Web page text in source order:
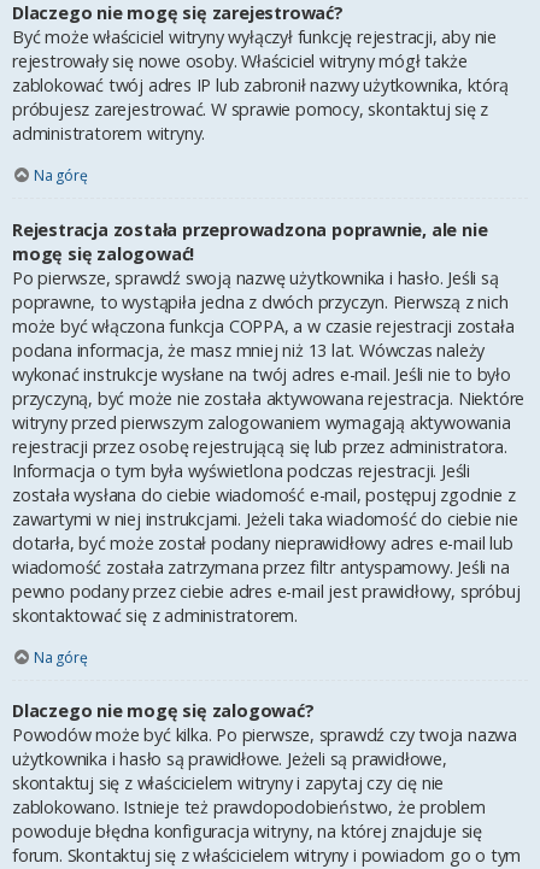
Dlaczego nie mogę się zarejestrować?
Być może właściciel witryny wyłączył funkcję rejestracji, aby nie
rejestrowały się nowe osoby. Właściciel witryny mógł także
zablokować twój adres IP lub zabronił nazwy użytkownika, którą
próbujesz zarejestrować. W sprawie pomocy, skontaktuj się z
administratorem witryny.
Na górę
Rejestracja została przeprowadzona poprawnie, ale nie
mogę się zalogować!
Po pierwsze, sprawdź swoją nazwę użytkownika i hasło. Jeśli są
poprawne, to wystąpiła jedna z dwóch przyczyn. Pierwszą z nich
może być włączona funkcja COPPA, a w czasie rejestracji została
podana informacja, że masz mniej niż 13 lat. Wówczas należy
wykonać instrukcje wysłane na twój adres e-mail. Jeśli nie to było
przyczyną, być może nie została aktywowana rejestracja. Niektóre
witryny przed pierwszym zalogowaniem wymagają aktywowania
rejestracji przez osobę rejestrującą się lub przez administratora.
Informacja o tym była wyświetlona podczas rejestracji. Jeśli
została wysłana do ciebie wiadomość e-mail, postępuj zgodnie z
zawartymi w niej instrukcjami. Jeżeli taka wiadomość do ciebie nie
dotarła, być może został podany nieprawidłowy adres e-mail lub
wiadomość została zatrzymana przez filtr antyspamowy. Jeśli na
pewno podany przez ciebie adres e-mail jest prawidłowy, spróbuj
skontaktować się z administratorem.
Na górę
Dlaczego nie mogę się zalogować?
Powodów może być kilka. Po pierwsze, sprawdź czy twoja nazwa
użytkownika i hasło są prawidłowe. Jeżeli są prawidłowe,
skontaktuj się z właścicielem witryny i zapytaj czy cię nie
zablokowano. Istnieje też prawdopodobieństwo, że problem
powoduje błędna konfiguracja witryny, na której znajduje się
forum. Skontaktuj się z właścicielem witryny i powiadom go o tym